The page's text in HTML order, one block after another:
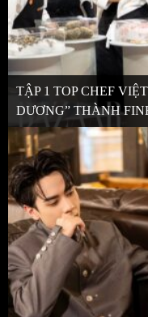
TẬP 1 TOP CHEF
DƯƠNG” THÀNH